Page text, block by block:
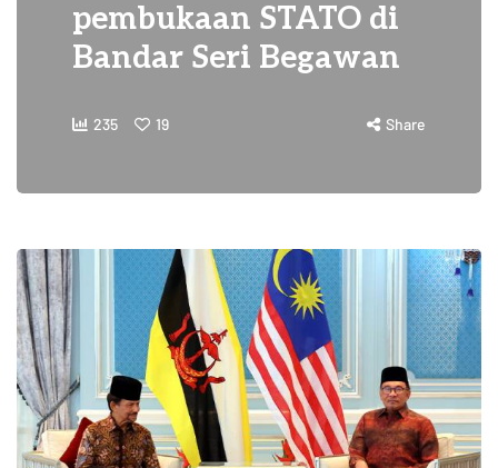
pembukaan STATO di
Bandar Seri Begawan
235 19 Share